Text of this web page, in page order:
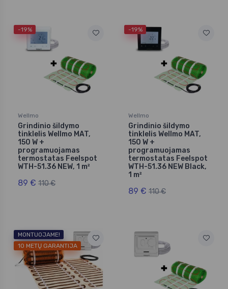
-19%
Wellmo
Grindinio šildymo
tinklelis Wellmo MAT,
150 W +
programuojamas
termostatas Feelspot
WTH-51.36 NEW, 1 m²
89 € 110 €
-19%
Wellmo
Grindinio šildymo
tinklelis Wellmo MAT,
150 W +
programuojamas
termostatas Feelspot
WTH-51.36 NEW Black,
1 m²
89 € 110 €
MONTUOJAME!
10 METŲ GARANTIJA